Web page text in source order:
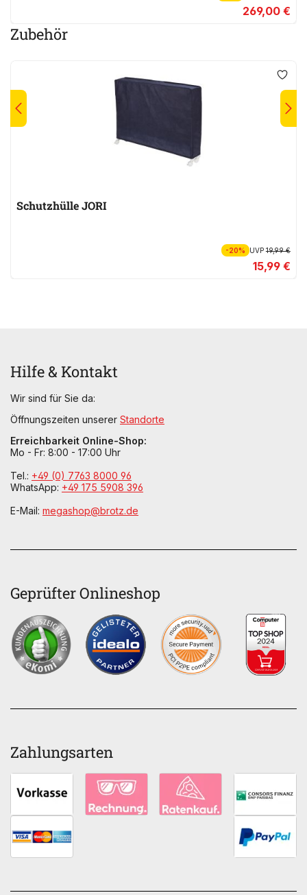
269,00 €
Zubehör
Schutzhülle JORI
-20% UVP19,99 €
15,99 €
Hilfe & Kontakt
Wir sind für Sie da:
Öffnungszeiten unserer Standorte
Erreichbarkeit Online-Shop:
Mo - Fr: 8:00 - 17:00 Uhr
Tel.: +49 (0) 7763 8000 96
WhatsApp: +49 175 5908 396
E-Mail: megashop@brotz.de
Geprüfter Onlineshop
Zahlungsarten